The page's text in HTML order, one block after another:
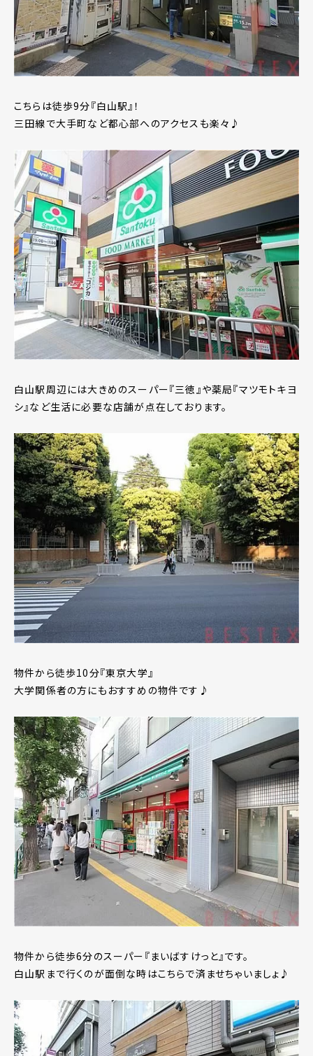
こちらは徒歩9分『白山駅』！
三田線で大手町など都心部へのアクセスも楽々♪
白山駅周辺には大きめのスーパー『三徳』や薬局『マツモトキヨ
シ』など生活に必要な店舗が点在しております。
物件から徒歩10分『東京大学』
大学関係者の方にもおすすめの物件です♪
物件から徒歩6分のスーパー『まいばすけっと』です。
白山駅まで行くのが面倒な時はこちらで済ませちゃいましょ♪